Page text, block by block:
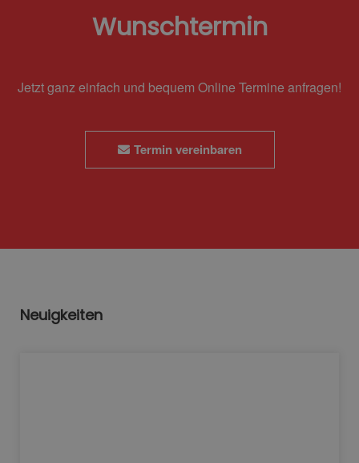
Wunschtermin
Jetzt ganz einfach und bequem Online Termine anfragen!
Termin vereinbaren
Neuigkeiten